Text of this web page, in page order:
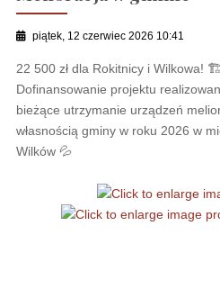
piątek, 12 czerwiec 2026 10:41
22 500 zł dla Rokitnicy i Wilkowa!
Dofinansowanie projektu
bieżące utrzymanie urządzeń
własnością gminy w roku 2026 w
Wilków 💦